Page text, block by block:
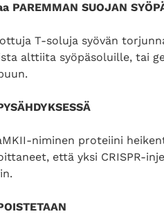
PAREMMAN SUOJAN
T-soluja syövän
alttiita syöpäsoluille, tai
niminen proteiini
että yksi CRISPR-